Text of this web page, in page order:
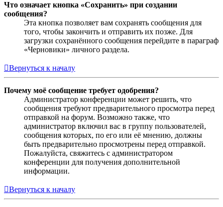
Что означает кнопка «Сохранить» при создании
сообщения?
Эта кнопка позволяет вам сохранять сообщения для
того, чтобы закончить и отправить их позже. Для
загрузки сохранённого сообщения перейдите в параграф
«Черновики» личного раздела.
Вернуться к началу
Почему моё сообщение требует одобрения?
Администратор конференции может решить, что
сообщения требуют предварительного просмотра перед
отправкой на форум. Возможно также, что
администратор включил вас в группу пользователей,
сообщения которых, по его или её мнению, должны
быть предварительно просмотрены перед отправкой.
Пожалуйста, свяжитесь с администратором
конференции для получения дополнительной
информации.
Вернуться к началу